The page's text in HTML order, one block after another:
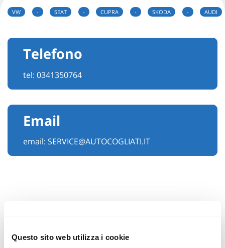
Questo sito web utilizza i cookie
VW - SEAT - CUPRA - SKODA - AUDI
Telefono
tel: 0341350764
Email
email: SERVICE@AUTOCOGLIATI.IT